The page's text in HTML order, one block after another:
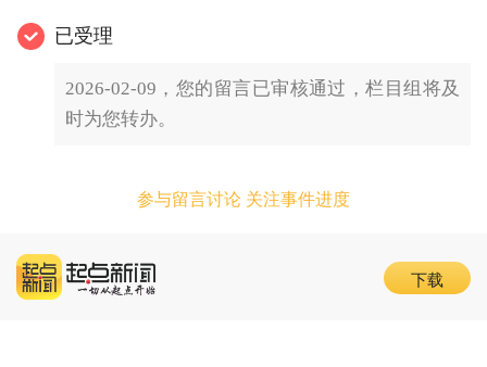
已受理
2026-02-09，您的留言已审核通过，栏目组将及
时为您转办。
参与留言讨论 关注事件进度
下载